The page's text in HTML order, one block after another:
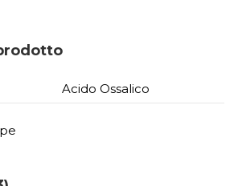
Acido Ossalico